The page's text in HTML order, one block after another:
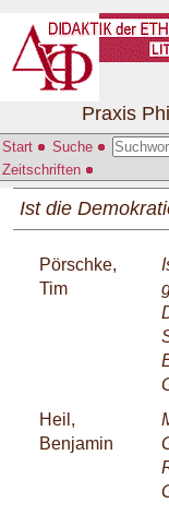
Start Suche
Zeitschriften
Praxis
Ist die
Pörschke,
Tim
Heil,
Benjamin